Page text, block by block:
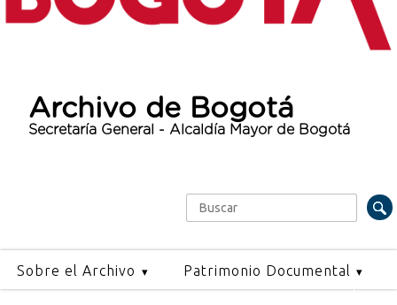
Archivo de Bogotá
Secretaría General - Alcaldía Mayor de Bogotá
Formulario de búsqueda
Buscar
Sobre el Archivo Patrimonio Documental